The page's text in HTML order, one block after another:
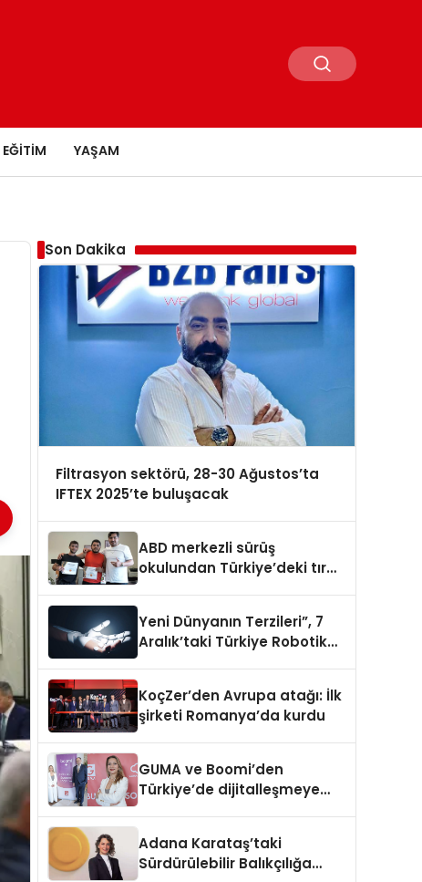
EĞITIM YAŞAM
Son Dakika
Filtrasyon sektörü, 28-30 Ağustos’ta
IFTEX 2025’te buluşacak
ABD merkezli sürüş
okulundan Türkiye’deki tır
Yeni Dünyanın Terzileri”, 7
Aralık’taki Türkiye Robotik
KoçZer’den Avrupa atağı: İlk
şirketi Romanya’da kurdu
GUMA ve Boomi’den
Türkiye’de dijitalleşmeye
Adana Karataş’taki
Sürdürülebilir Balıkçılığa